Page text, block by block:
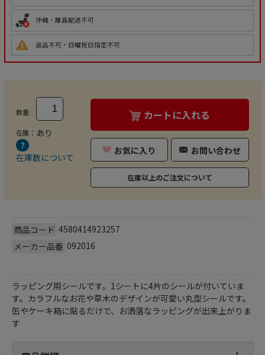
沖縄・離島配送不可
返品不可・日曜祝日指定不可
数量
在庫： あり
在庫数について
カートに入れる
お気に入り お問い合わせ
在庫以上のご注文について
商品コード 4580414923257
メーカー品番 092016
ラッピング用シールです。1シートに4片のシールが付いていま
す。カラフルなお花や草木のデザインが可愛い丸型シールです。
缶やケーキ箱に貼るだけで、お洒落なラッピングが出来上がりま
す